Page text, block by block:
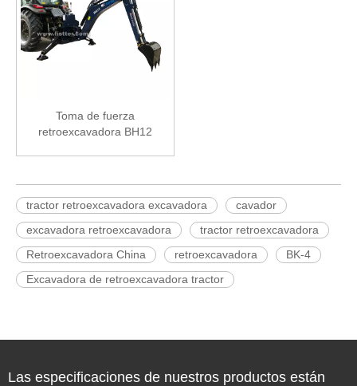
Toma de fuerza
retroexcavadora BH12
tractor retroexcavadora excavadora
cavador
excavadora retroexcavadora
tractor retroexcavadora
Retroexcavadora China
retroexcavadora
BK-4
Excavadora de retroexcavadora tractor
Las especificaciones de nuestros productos están